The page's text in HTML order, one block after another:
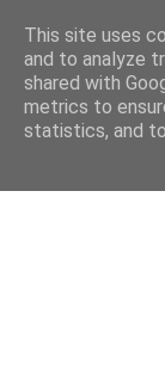
This site uses
and to analyze
shared with
metrics to
statistics, and